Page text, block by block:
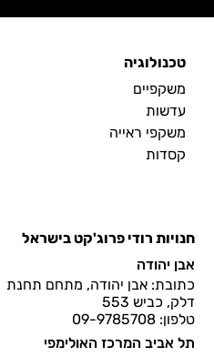
טכנולוגיה
משקפיים
עדשות
משקפי ראייה
קסדות
חנויות רודי פרוג'קט בישראל
אבן יהודה
כתובת: אבן יהודה, מתחם תחנת
דלק, כביש 553
טלפון: 09-9785708
תל אביב המרכז האולימפי